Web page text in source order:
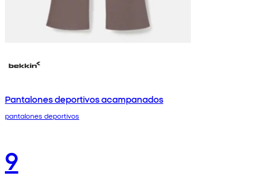
Pantalones deportivos acampanados
pantalones deportivos
9